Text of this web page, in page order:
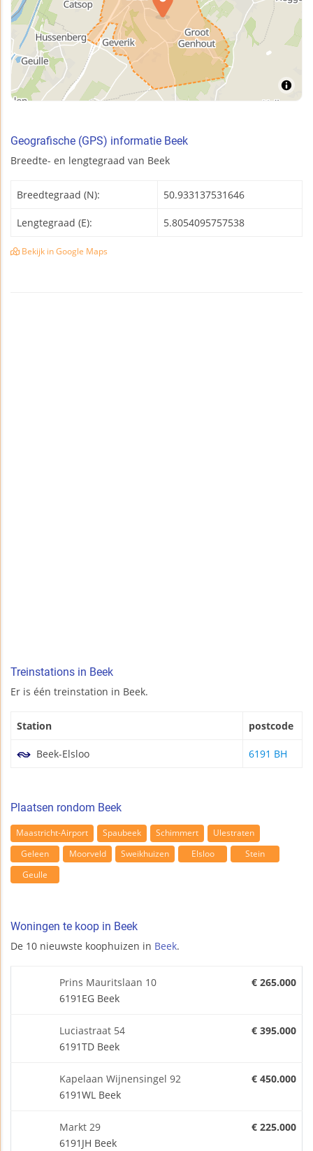
Geografische (GPS) informatie Beek
Breedte- en lengtegraad van Beek
Breedtegraad (N): 50.933137531646
Lengtegraad (E): 5.8054095757538
Bekijk in Google Maps
Treinstations in Beek
Er is één treinstation in Beek.
Station postcode
Beek-Elsloo 6191 BH
Plaatsen rondom Beek
Maastricht-Airport Spaubeek Schimmert
Ulestraten
Geleen
Moorveld Sweikhuizen Elsloo
Stein
Geulle
Woningen te koop in Beek
De 10 nieuwste koophuizen in Beek.
Prins Mauritslaan 10
6191EG Beek
€ 265.000
Luciastraat 54
6191TD Beek
€ 395.000
Kapelaan Wijnensingel 92
6191WL Beek
€ 450.000
Markt 29
6191JH Beek
€ 225.000